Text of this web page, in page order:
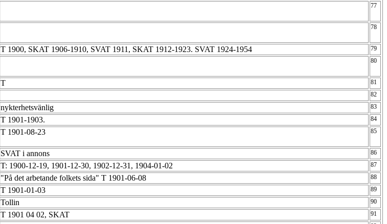
77
78
T 1900, SKAT 1906-1910, SVAT 1911, SKAT 1912-1923. SVAT 1924-1954 79
80
T 81
82
nykterhetsvänlig 83
T 1901-1903. 84
T 1901-08-23 85
SVAT i annons 86
T: 1900-12-19, 1901-12-30, 1902-12-31, 1904-01-02 87
"På det arbetande folkets sida" T 1901-06-08 88
T 1901-01-03 89
Tollin 90
T 1901 04 02, SKAT 91